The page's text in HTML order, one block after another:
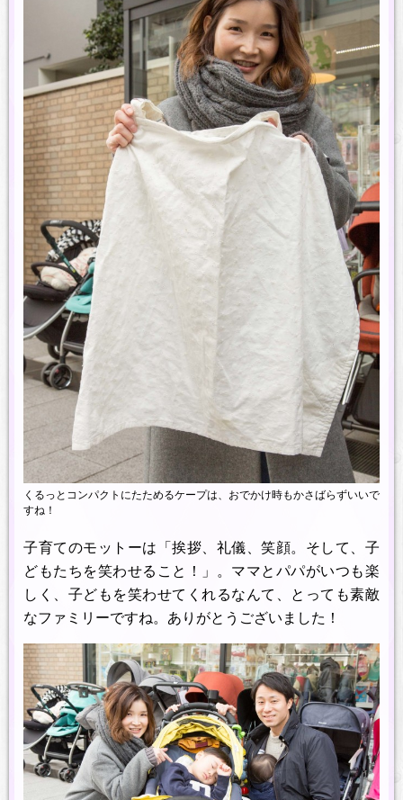
くるっとコンパクトにたためるケープは、おでかけ時もかさばらずいいで
すね！
子育てのモットーは「挨拶、礼儀、笑顔。そして、子
どもたちを笑わせること！」。ママとパパがいつも楽
しく、子どもを笑わせてくれるなんて、とっても素敵
なファミリーですね。ありがとうございました！